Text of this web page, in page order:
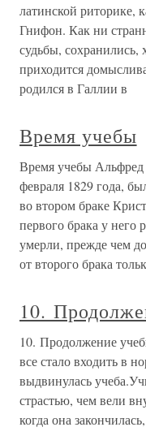
латинской риторике,
Гнифон. Как ни
судьбы, сохранились,
приходится
родился в Галлии в
Время учебы
Время учебы
февраля 1829 года,
во втором браке
первого брака у него
умерли, прежде чем
от второго брака
10.
10. Продолжение
все стало входить в
выдвинулась
страстью, чем вели
когда она